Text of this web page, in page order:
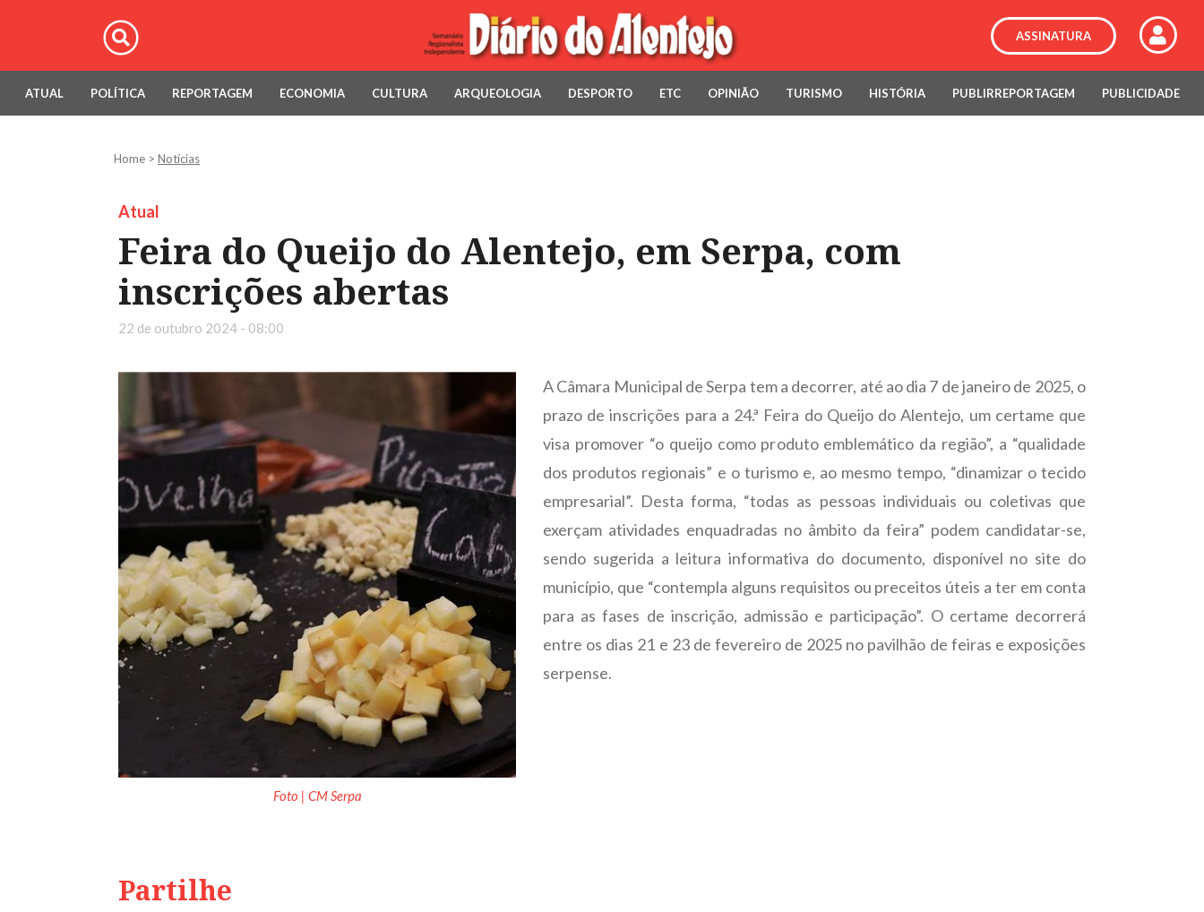
ASSINATURA
ATUAL POLÍTICA REPORTAGEM ECONOMIA CULTURA ARQUEOLOGIA DESPORTO ETC OPINIÃO TURISMO HISTÓRIA PUBLIRREPORTAGEM PUBLICIDADE
Home > Notícias
Atual
Feira do Queijo do Alentejo, em Serpa, com
inscrições abertas
22 de outubro 2024 - 08:00
Foto | CM Serpa
A Câmara Municipal de Serpa tem a decorrer, até ao dia 7 de janeiro de 2025, o
prazo de inscrições para a 24.ª Feira do Queijo do Alentejo, um certame que
visa promover “o queijo como produto emblemático da região”, a “qualidade
dos produtos regionais” e o turismo e, ao mesmo tempo, “dinamizar o tecido
empresarial”. Desta forma, “todas as pessoas individuais ou coletivas que
exerçam atividades enquadradas no âmbito da feira” podem candidatar-se,
sendo sugerida a leitura informativa do documento, disponível no site do
município, que “contempla alguns requisitos ou preceitos úteis a ter em conta
para as fases de inscrição, admissão e participação”. O certame decorrerá
entre os dias 21 e 23 de fevereiro de 2025 no pavilhão de feiras e exposições
serpense.
Partilhe